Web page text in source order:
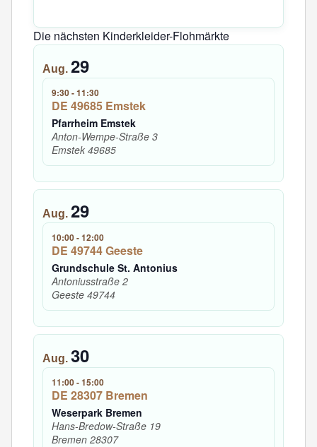
Die nächsten Kinderkleider-Flohmärkte
Aug. 29
9:30-11:30
DE 49685 Emstek
Pfarrheim Emstek
Anton-Wempe-Straße 3
Emstek 49685
Aug. 29
10:00-12:00
DE 49744 Geeste
Grundschule St. Antonius
Antoniusstraße 2
Geeste 49744
Aug. 30
11:00-15:00
DE 28307 Bremen
Weserpark Bremen
Hans-Bredow-Straße 19
Bremen 28307